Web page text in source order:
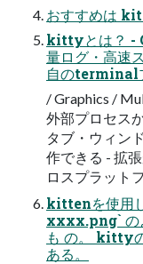
おすすめは
kittyとは？ -
量ログ・高速
自のterminal
/ Graphics /
外部プロセス
タブ・ウィン
作できる - 拡
ロスプラット
kittenを使用
xxxx.png` の
も の。 kitty
ある。